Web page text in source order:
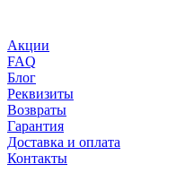
Акции
FAQ
Блог
Реквизиты
Возвраты
Гарантия
Доставка и оплата
Контакты